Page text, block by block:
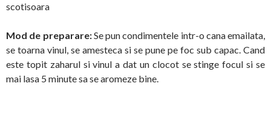
scotisoara
Mod de preparare:Se pun condimentele intr-o cana emailata,
se toarna vinul, se amesteca si se pune pe foc sub capac. Cand
este topit zaharul si vinul a dat un clocot se stinge focul si se
mai lasa 5 minute sa se aromeze bine.